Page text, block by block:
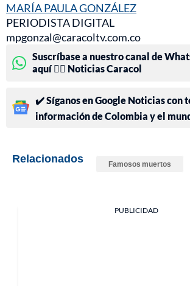
MARÍA PAULA GONZÁLEZ
PERIODISTA DIGITAL
mpgonzal@caracoltv.com.co
Suscríbase a nuestro canal de
aquí 👉🏻 Noticias Caracol
✔️ Síganos en Google Noticias con
información de Colombia y el
Relacionados Famosos muertos
PUBLICIDAD